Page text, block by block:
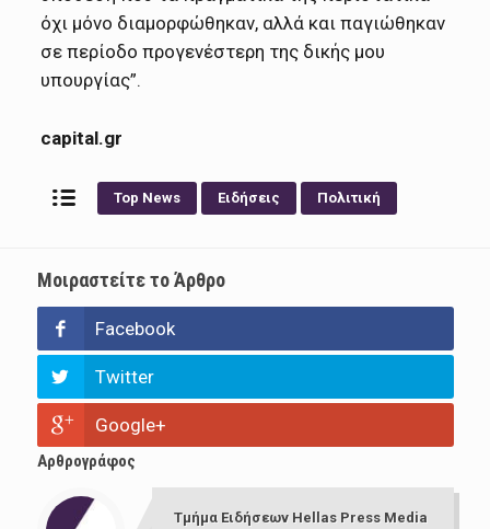
όχι μόνο διαμορφώθηκαν, αλλά και παγιώθηκαν
σε περίοδο προγενέστερη της δικής μου
υπουργίας”.
capital.gr
Top News Ειδήσεις Πολιτική
Μοιραστείτε το Άρθρο
Facebook
Twitter
Google+
Αρθρογράφος
Τμήμα Ειδήσεων Hellas Press Media